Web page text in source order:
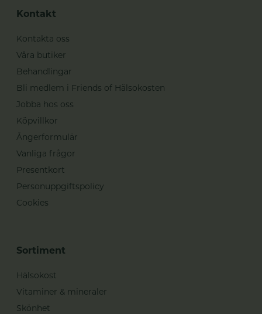
Kontakt
Kontakta oss
Våra butiker
Behandlingar
Bli medlem i Friends of Hälsokosten
Jobba hos oss
Köpvillkor
Ångerformulär
Vanliga frågor
Presentkort
Personuppgiftspolicy
Cookies
Sortiment
Hälsokost
Vitaminer & mineraler
Skönhet